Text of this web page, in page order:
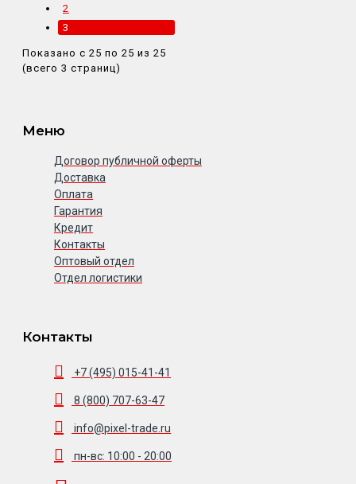
2
3
Показано с 25 по 25 из 25
(всего 3 страниц)
Меню
Договор публичной оферты
Доставка
Оплата
Гарантия
Кредит
Контакты
Оптовый отдел
Отдел логистики
Контакты
+7 (495) 015-41-41
8 (800) 707-63-47
info@pixel-trade.ru
пн-вс: 10:00 - 20:00